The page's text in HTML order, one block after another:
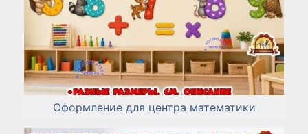
Оформление для центра математики